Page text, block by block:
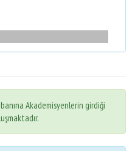
Akademisyenlerin girdiği